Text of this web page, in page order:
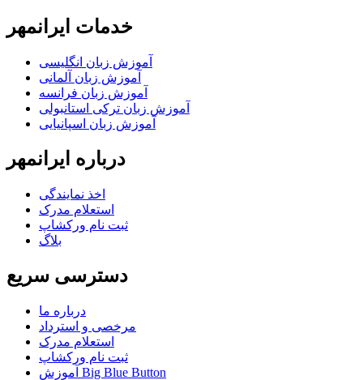
خدمات ایرانمهر
آموزش زبان انگلیسی
آموزش زبان آلمانی
آموزش زبان فرانسه
آموزش زبان ترکی استانبولی
آموزش زبان اسپانیایی
درباره ایرانمهر
اخذ نمايندگی
استعلام مدرک
ثبت نام ورکشاپ
بلاگ
دسترسی سریع
درباره ما
مرخصی و استرداد
استعلام مدرک
ثبت نام ورکشاپ
آموزش Big Blue Button